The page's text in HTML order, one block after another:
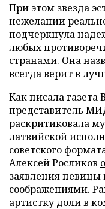
При этом звезда
нежелании
подчеркнула
любых
странами. Она
всегда верит в
Как писала
представитель
раскритиковала
латвийской
советского
Алексей Росликов
заявления
соображениями.
артистку доли в